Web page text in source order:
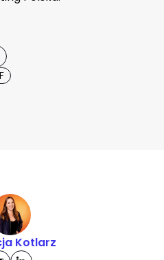
Kotlarz